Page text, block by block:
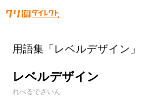
用語集「レベルデザイン」
レベルデザイン
れべるでざいん